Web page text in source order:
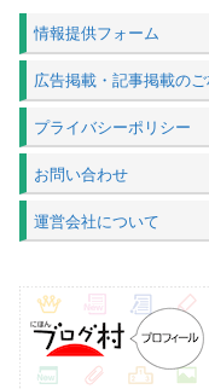
情報提供フォーム
広告掲載・記事掲載の
プライバシーポリシー
お問い合わせ
運営会社について